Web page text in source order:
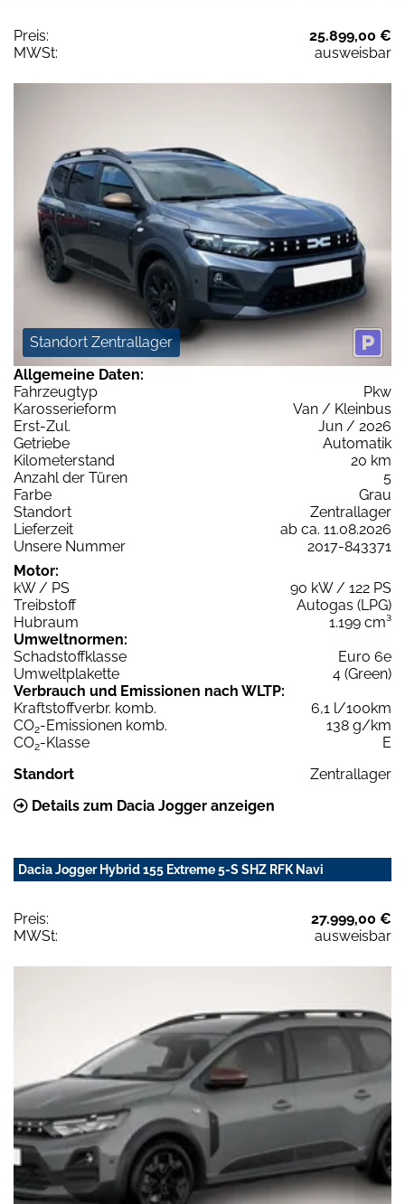
Preis:
25.899,00 €
MWSt:
ausweisbar
Standort Zentrallager
Allgemeine Daten:
Fahrzeugtyp
Pkw
Karosserieform
Van / Kleinbus
Erst-Zul.
Jun / 2026
Getriebe
Automatik
Kilometerstand
20 km
Anzahl der Türen
5
Farbe
Grau
Standort
Zentrallager
Lieferzeit
ab ca. 11.08.2026
Unsere Nummer
2017-843371
Motor:
kW / PS
90 kW / 122 PS
Treibstoff
Autogas (LPG)
Hubraum
1.199 cm³
Umweltnormen:
Schadstoffklasse
Euro 6e
Umweltplakette
4 (Green)
Verbrauch und Emissionen nach WLTP:
Kraftstoffverbr. komb.
6,1 l/100km
CO2-Emissionen komb.
138 g/km
CO2-Klasse
E
Standort
Zentrallager
Details zum Dacia Jogger anzeigen
Dacia Jogger Hybrid 155 Extreme 5-S SHZ RFK Navi
Preis:
27.999,00 €
MWSt:
ausweisbar